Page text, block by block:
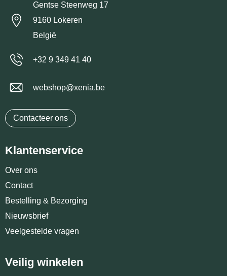
Gentse Steenweg 17
9160 Lokeren
België
+32 9 349 41 40
webshop@xenia.be
Contacteer ons
Klantenservice
Over ons
Contact
Bestelling & Bezorging
Nieuwsbrief
Veelgestelde vragen
Veilig winkelen